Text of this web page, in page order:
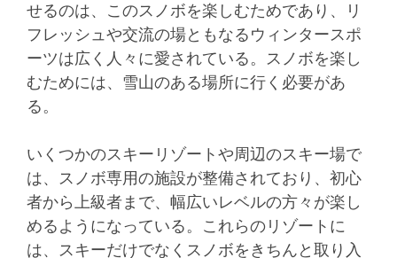
せるのは、このスノボを楽しむためであり、リ
フレッシュや交流の場ともなるウィンタースポ
ーツは広く人々に愛されている。スノボを楽し
むためには、雪山のある場所に行く必要があ
る。
いくつかのスキーリゾートや周辺のスキー場で
は、スノボ専用の施設が整備されており、初心
者から上級者まで、幅広いレベルの方々が楽し
めるようになっている。これらのリゾートに
は、スキーだけでなくスノボをきちんと取り入